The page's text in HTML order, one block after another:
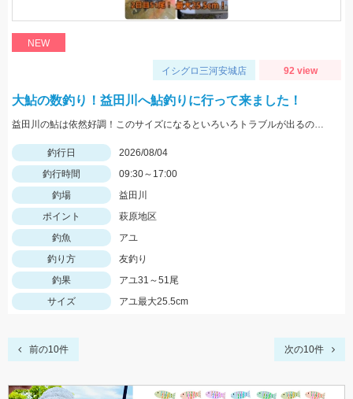
NEW
イシグロ三河安城店 92 view
大鮎の数釣り！益田川へ鮎釣りに行って来ました！
益田川の鮎は依然好調！このサイズになるといろいろトラブルが出るので仕掛けは太めがおすすめです！針は7.5号～８号！三河安城店岩崎釣行
釣行日
2026/08/04
釣行時間
09:30～17:00
釣場
益田川
ポイント
萩原地区
釣魚
アユ
釣り方
友釣り
釣果
アユ31～51尾
サイズ
アユ最大25.5cm
前の10件 次の10件